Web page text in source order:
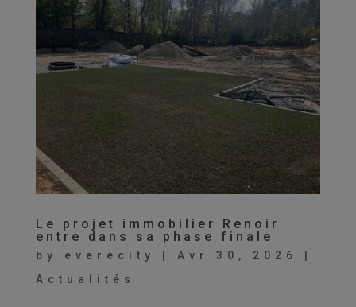
Le projet immobilier Renoir
entre dans sa phase finale
by everecity Avr 30, 2026
Actualités